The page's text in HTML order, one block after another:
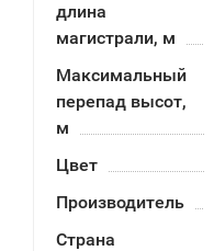
длина
магистрали, м
Максимальный
перепад высот,
м
Цвет
Производитель
Страна